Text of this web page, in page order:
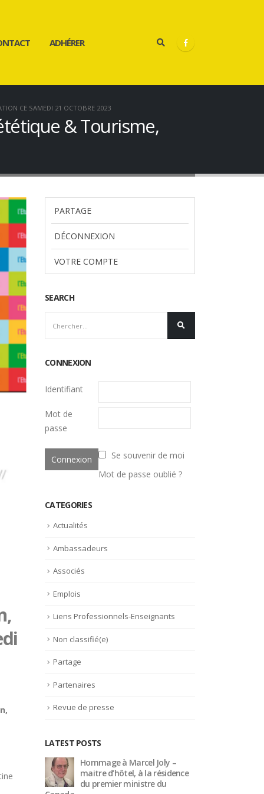
ADHÉRER
CE SAMEDI 21 OCTOBRE 2023
& Tourisme,
PARTAGE
DÉCONNEXION
VOTRE COMPTE
SEARCH
CONNEXION
Identifiant
Mot de
passe
Se souvenir de moi
Mot de passe oublié ?
CATEGORIES
Actualités
Ambassadeurs
Associés
Emplois
Liens Professionnels-Enseignants
Non classifié(e)
Partage
Partenaires
Revue de presse
LATEST POSTS
Trophée du Maître d’Hôtel
2027 : les douze demi-
finalistes dévoilés